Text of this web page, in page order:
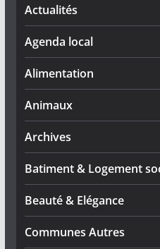
Actualités
Agenda local
Alimentation
Animaux
Archives
Batiment & Logement
Beauté & Elégance
Communes Autres